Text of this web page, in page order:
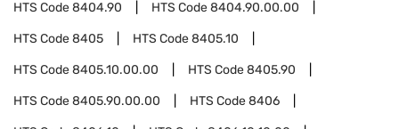
HTS Code8404.90 HTS Code8404.90.00.00
HTS Code8405 HTS Code8405.10
HTS Code8405.10.00.00 HTS Code8405.90
HTS Code8405.90.00.00 HTS Code8406